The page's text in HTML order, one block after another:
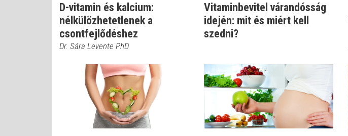
D-vitamin és kalcium:
nélkülözhetetlenek a
csontfejlődéshez
Dr. Sára Levente PhD
Vitaminbevitel várandósság
idején: mit és miért kell
szedni?